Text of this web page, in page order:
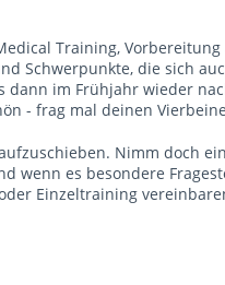
Training,
Schwerpunkte, die sich
im Frühjahr wieder
- frag mal deinen
Nimm doch
wenn es besondere
Einzeltraining